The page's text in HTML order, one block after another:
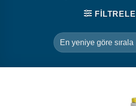
FILTRELE